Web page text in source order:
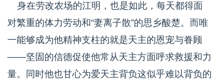
身在劳改农场的江明，也是如此，每天都得面
对繁重的体力劳动和“妻离子散”的思乡酸楚。而唯
一能够成为他精神支柱的就是天主的恩宠与眷顾
——坚固的信德促使他常从天主方面呼求救援和力
量。同时他也甘心为爱天主背负这似乎难以背负的